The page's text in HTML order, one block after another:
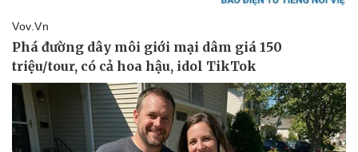
Bóng đá
Lịch thi đấu bóng đá
Thế giới thể thao
eSports
Hậu trường
Ô tô - Xe máy
Xe máy
Tư vấn